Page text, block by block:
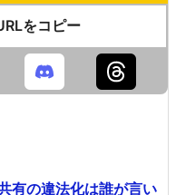
をコピー
有の違法化は誰が言い